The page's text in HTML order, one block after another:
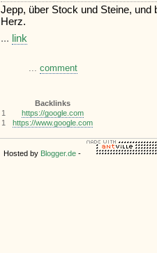
Jepp, über Stock und Steine,
Herz.
... link
... comment
Backlinks
1
https://google.com
1
https://www.google.com
Hosted by Blogger.de-